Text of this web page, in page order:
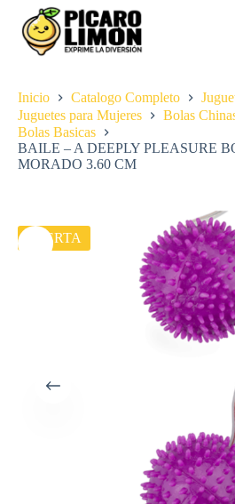
contenido
Inicio
Catalogo Completo
Juguetes para Mujeres
Bolas
Bolas Basicas
BAILE – A DEEPLY PLEASURE
MORADO 3.60 CM
OFERTA